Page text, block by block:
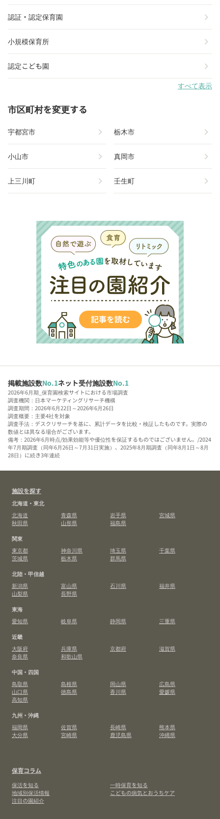
認証・認定保育園 chevron_right
小規模保育所 chevron_right
認定こども園 chevron_right
すべて表示
市区町村を変更する
宇都宮市 chevron_right 栃木市 chevron_right
小山市 chevron_right 真岡市 chevron_right
上三川町 chevron_right 壬生町 chevron_right
掲載施設数No.1ネット受付施設数No.1
2026年6月期_保育園検索サイトにおける市場調査
調査機関：日本マーケティングリサーチ機構
調査期間：2026年6月22日～2026年6月26日
調査概要：主要4社を対象
調査手法：デスクリサーチを基に、累計データを比較・検証したものです。実際の
数値とは異なる場合がございます。
備考：2026年6月時点/効果効能等や優位性を保証するものではございません。/2024
年7月期調査（同年6月26日～7月31日実施）、2025年8月期調査（同年8月1日～8月
28日）に続き3年連続
施設を探す
北海道・東北
北海道
青森県 岩手県
宮城県
秋田県
山形県
福島県
関東
東京都
神奈川県 埼玉県
千葉県
茨城県
栃木県
群馬県
北陸・甲信越
新潟県
富山県 石川県
福井県
山梨県
長野県
東海
愛知県
岐阜県 静岡県
三重県
近畿
大阪府
兵庫県 京都府
滋賀県
奈良県
和歌山県
中国・四国
鳥取県
島根県 岡山県
広島県
山口県
徳島県 香川県
愛媛県
高知県
九州・沖縄
福岡県
佐賀県 長崎県
熊本県
大分県
宮崎県 鹿児島県 沖縄県
保育コラム
保活を知る
一時保育を知る
地域別保活情報
こどもの病気とおうちケア
注目の園紹介